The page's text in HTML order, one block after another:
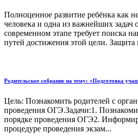
Полноценное развитие ребёнка как
человека и одна из важнейших задач
современном этапе требует поиска
путей достижения этой цели. Защита
Родительское собрание на тему: «Подготовка
Цель: Познакомить родителей с
проведения ОГЭ.Задачи:1.
порядке проведения ОГЭ2.
процедуре проведения экзам...